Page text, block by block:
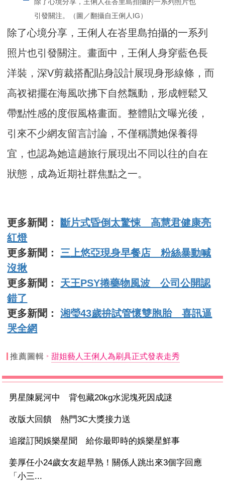
除了心境分享，王俐人在峇里島拍攝的一系列照片也
引發關注。（圖／翻攝自王俐人IG）
除了心境分享，王俐人在峇里島拍攝的一系列
照片也引發關注。畫面中，王俐人身穿藍色長
洋裝，深V剪裁搭配貼身設計展現身形線條，而
高衩裙擺在海風吹拂下自然飄動，形成輕鬆又
帶點性感的度假風格畫面。整體貼文曝光後，
引來不少網友留言討論，不僅稱讚她保養得
宜，也認為她這趟旅行展現出不同以往的自在
狀態，成為近期社群焦點之一。
更多新聞： 斷片式昏倒太驚悚 高慧君健康亮
紅燈
更多新聞： 三上悠亞現身早餐店 粉絲暴動喊
沒揪
更多新聞： 天王PSY捲藥物風波 公司公開認
錯了
更多新聞：湘瑩43歲拚試管懷雙胞胎 喜訊逼
哭全網
推薦圖輯 甜姐藝人王俐人為刷具正式發表走秀
男星陳屍河中 背包藏20kg水泥塊死因成謎
改版大回饋 熱門3C大獎接力送
追蹤訂閱娛樂星聞 給你最即時的娛樂星鮮事
姜厚任小24歲女友超早熟！關係人跳出來3個字回應
「小三...